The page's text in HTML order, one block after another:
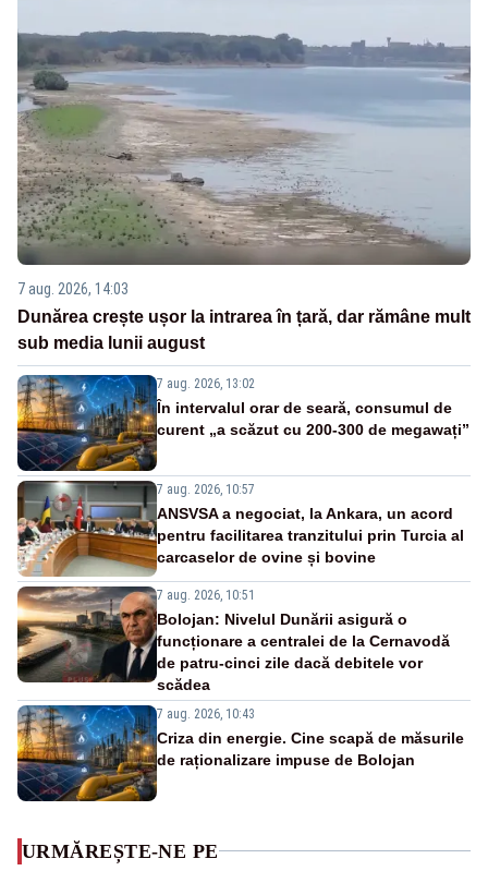
7 aug. 2026, 14:03
Dunărea crește ușor la intrarea în țară, dar rămâne mult
sub media lunii august
7 aug. 2026, 13:02
În intervalul orar de seară, consumul de
curent „a scăzut cu 200-300 de megawați”
7 aug. 2026, 10:57
ANSVSA a negociat, la Ankara, un acord
pentru facilitarea tranzitului prin Turcia al
carcaselor de ovine și bovine
7 aug. 2026, 10:51
Bolojan: Nivelul Dunării asigură o
funcționare a centralei de la Cernavodă
de patru-cinci zile dacă debitele vor
scădea
7 aug. 2026, 10:43
Criza din energie. Cine scapă de măsurile
de raționalizare impuse de Bolojan
URMĂREȘTE-NE PE